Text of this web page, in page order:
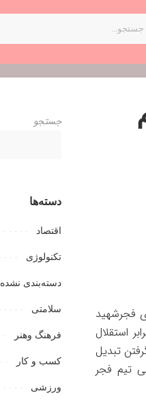
فجرشهید
استقلال
تبدیل
تیم فجر
جستجو
دسته‌ها
اقتصاد
تکنولوژی
دسته‌بندی نشده
سلامتی
فرهنگ وهنر
کسب و کار
ورزشی